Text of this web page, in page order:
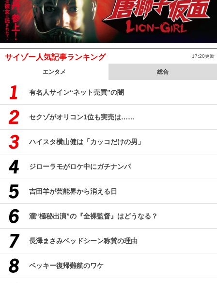
サイゾー人気記事ランキング 17:20更新
エンタメ 総合
有名人サイン“ネット売買”の闇
セクゾがオリコン1位も実売は……
ハイスタ横山健は「カッコだけの男」
ジローラモがロケ中にガチナンパ
吉田羊が芸能界から消える日
瀧“極秘出演”の『全裸監督』はどうなる？
長澤まさみベッドシーン称賛の理由
ベッキー復帰難航のワケ